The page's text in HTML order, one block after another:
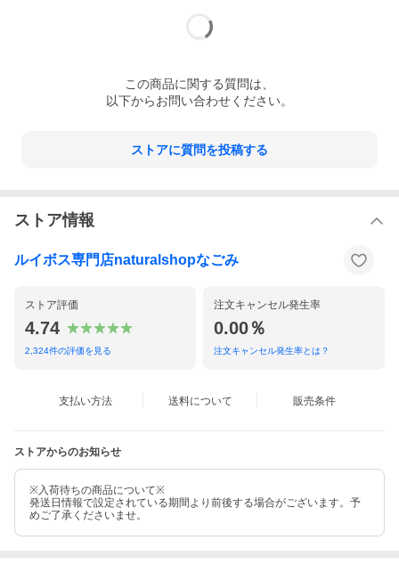
この商品に関する質問は、
以下からお問い合わせください。
ストアに質問を投稿する
ストア情報
ルイボス専門店naturalshopなごみ
ストア評価
4.74
2,324件の評価を見る
注文キャンセル発生率
0.00％
注文キャンセル発生率とは？
支払い方法 送料について 販売条件
ストアからのお知らせ
※入荷待ちの商品について※
発送日情報で設定されている期間より前後する場合がございます。予
めご了承くださいませ。